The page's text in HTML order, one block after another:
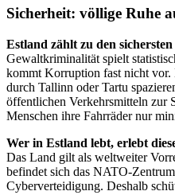
Sicherheit: völlige Ruhe
Estland zählt zu den
Gewaltkriminalität spielt
kommt Korruption fast nicht vor.
durch Tallinn oder Tartu
öffentlichen Verkehrsmitteln zur
Menschen ihre Fahrräder nur
Wer in Estland lebt, erlebt
Das Land gilt als weltweiter
befindet sich das NATO-
Cyberverteidigung. Deshalb